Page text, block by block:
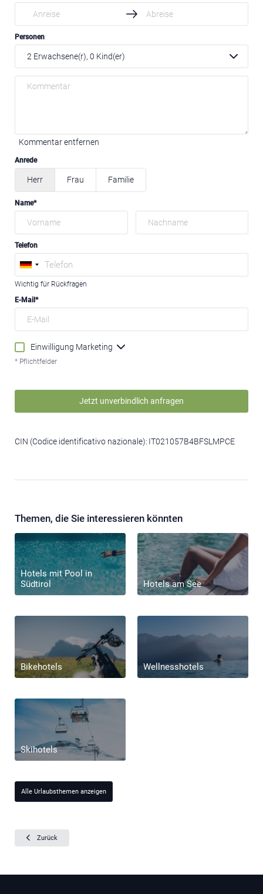
Personen
2 Erwachsene(r), 0 Kind(er)
Kommentar entfernen
Anrede
Herr Frau Familie
Name
Telefon
Wichtig für Rückfragen
E-Mail
Einwilligung Marketing
* Pflichtfelder
Jetzt unverbindlich anfragen
CIN (Codice identificativo nazionale): IT021057B4BFSLMPCE
Themen, die Sie interessieren könnten
Hotels mit Pool in
Südtirol
Hotels am See
Bikehotels Wellnesshotels
Skihotels
Alle Urlaubsthemen anzeigen
Zurück